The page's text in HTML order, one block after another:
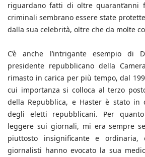
riguardano fatti di oltre quarant’anni
criminali sembrano essere state
dalla sua celebrità, oltre che da molte
C’è anche l’intrigante esempio di
presidente repubblicano della
rimasto in carica per più tempo, dal
cui importanza si colloca al terzo
della Repubblica, e Haster è stato
degli eletti repubblicani. Per
leggere sui giornali, mi era sempre
piuttosto insignificante e
giornalisti hanno evocato la sua